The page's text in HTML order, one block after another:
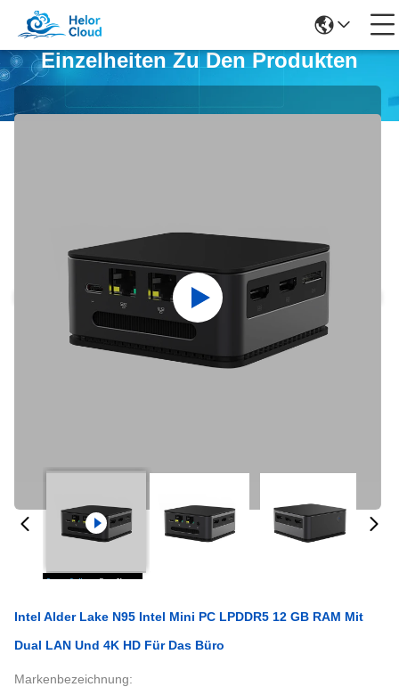
Einzelheiten Zu Den Produkten
Intel Alder Lake N95 Intel Mini PC LPDDR5 12 GB RAM Mit
Dual LAN Und 4K HD Für Das Büro
Markenbezeichnung: